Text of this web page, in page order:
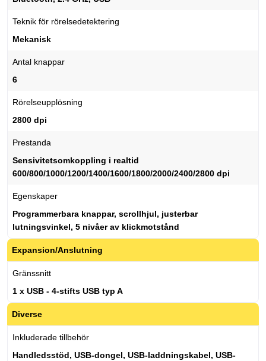
Teknik för rörelsedetektering
Mekanisk
Antal knappar
6
Rörelseupplösning
2800 dpi
Prestanda
Sensivitetsomkoppling i realtid
600/800/1000/1200/1400/1600/1800/2000/2400/2800 dpi
Egenskaper
Programmerbara knappar, scrollhjul, justerbar
lutningsvinkel, 5 nivåer av klickmotstånd
Expansion/Anslutning
Gränssnitt
1 x USB - 4-stifts USB typ A
Diverse
Inkluderade tillbehör
Handledsstöd, USB-dongel, USB-laddningskabel, USB-